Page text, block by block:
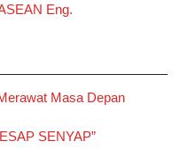
Eng.
Masa Depan
SENYAP”